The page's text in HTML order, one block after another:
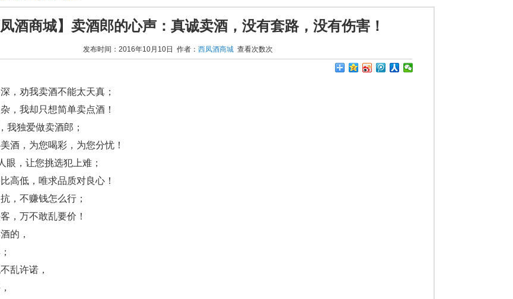
凤酒商城】卖酒郎的心声：真诚卖酒，没有套路，没有伤害！
发布时间：2016年10月10日 作者： 西凤酒商城 查看次数次
，劝我卖酒不能太天真；
，我却只想简单卖点酒！
我独爱做卖酒郎；
酒，为您喝彩，为您分忧！
眼，让您挑选犯上难；
高低，唯求品质对良心！
，不赚钱怎么行；
，万不敢乱要价！
的，
乱许诺，